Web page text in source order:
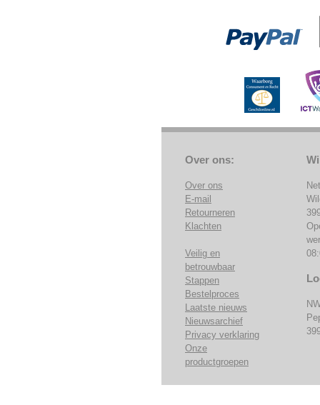
Over ons:
Over ons
E-mail
Retourneren
Klachten
Veilig en
betrouwbaar
Stappen
Bestelproces
Laatste nieuws
Nieuwsarchief
Privacy verklaring
Onze
productgroepen